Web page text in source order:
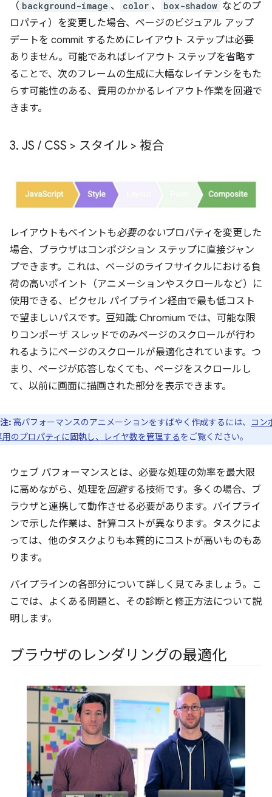
（ background-image 、 color 、 box-shadow などのプ
ロパティ）を変更した場合、ページのビジュアル アップ
デートを commit するためにレイアウト ステップは必要
ありません。可能であればレイアウト ステップを省略す
ることで、次のフレームの生成に大幅なレイテンシをもた
らす可能性のある、費用のかかるレイアウト作業を回避で
きます。
3. JS / CSS > スタイル > 複合
レイアウトもペイントも必要のないプロパティを変更した
場合、ブラウザはコンポジション ステップに直接ジャン
プできます。これは、ページのライフサイクルにおける負
荷の高いポイント（アニメーションやスクロールなど）に
使用できる、ピクセル パイプライン経由で最も低コスト
で望ましいパスです。豆知識: Chromium では、可能な限
りコンポーザ スレッドでのみページのスクロールが行わ
れるようにページのスクロールが最適化されています。つ
まり、ページが応答しなくても、ページをスクロールし
て、以前に画面に描画された部分を表示できます。
注: 高パフォーマンスのアニメーションをすばやく作成するには、 コン
用のプロパティに固執し、レイヤ数を管理するをご覧ください。
ウェブ パフォーマンスとは、必要な処理の効率を最大限
に高めながら、処理を回避する技術です。多くの場合、ブ
ラウザと連携して動作させる必要があります。パイプライ
ンで示した作業は、計算コストが異なります。タスクによ
っては、他のタスクよりも本質的にコストが高いものもあ
ります。
パイプラインの各部分について詳しく見てみましょう。こ
こでは、よくある問題と、その診断と修正方法について説
明します。
ブラウザのレンダリングの最適化